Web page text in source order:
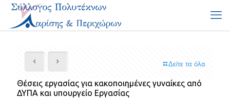
Δείτε τα όλα
Θέσεις εργασίας για κακοποιημένες γυναίκες από
ΔΥΠΑ και υπουργείο Εργασίας